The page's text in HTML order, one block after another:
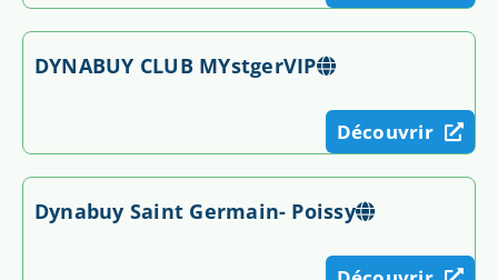
DYNABUY CLUB MYstgerVIP
Découvrir
Dynabuy Saint Germain- Poissy